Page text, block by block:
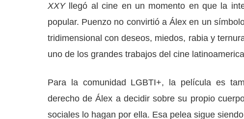
XXYllegó al cine en un momento en que la
popular. Puenzo no convirtió a Álex en un
tridimensional con deseos, miedos, rabia y
uno de los grandes trabajos del cine
Para la comunidad LGBTI+, la película es
derecho de Álex a decidir sobre su propio
sociales lo hagan por ella. Esa pelea sigue